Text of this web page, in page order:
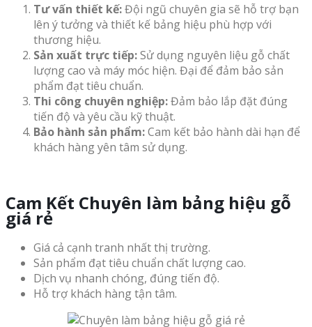
Tư vấn thiết kế:Đội ngũ chuyên gia sẽ hỗ trợ bạn
lên ý tưởng và thiết kế bảng hiệu phù hợp với
thương hiệu.
Sản xuất trực tiếp:Sử dụng nguyên liệu gỗ chất
lượng cao và máy móc hiện. Đại để đảm bảo sản
phẩm đạt tiêu chuẩn.
Thi công chuyên nghiệp:Đảm bảo lắp đặt đúng
tiến độ và yêu cầu kỹ thuật.
Bảo hành sản phẩm:Cam kết bảo hành dài hạn để
khách hàng yên tâm sử dụng.
Cam Kết Chuyên làm bảng hiệu gỗ
giá rẻ
Giá cả cạnh tranh nhất thị trường.
Sản phẩm đạt tiêu chuẩn chất lượng cao.
Dịch vụ nhanh chóng, đúng tiến độ.
Hỗ trợ khách hàng tận tâm.